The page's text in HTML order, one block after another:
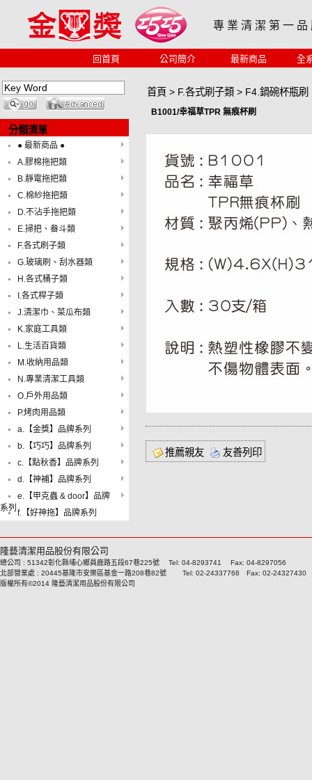
專 業 清 潔 第 一 品
回首頁 公司簡介 最新商品 全
分類清單
● 最新商品 ●
A.膠棉拖把類
B.靜電拖把類
C.棉紗拖把類
D.不沾手拖把類
E.掃把、畚斗類
F.各式刷子類
G.玻璃刷、刮水器類
H.各式桶子類
I.各式桿子類
J.清潔巾、菜瓜布類
K.家庭工具類
L.生活百貨類
M.收納用品類
N.專業清潔工具類
O.戶外用品類
P.烤肉用品類
a.【金獎】品牌系列
b.【巧巧】品牌系列
c.【點秋香】品牌系列
d.【神補】品牌系列
e.【甲克蟲 & door】品牌
系列 f.【好神拖】品牌系列
首頁 > F.各式刷子類 > F4.鍋碗杯瓶刷
B1001/幸福草TPR 無痕杯刷
推薦親友 友善列印
隆藝清潔用品股份有限公司
總公司 : 51342彰化縣埔心鄉員鹿路五段67巷225號 Tel: 04-8293741 Fax: 04-8297056
北部營業處 : 20445基隆市安樂區基金一路208巷82號 Tel: 02-24337768 Fax: 02-24327430
版權所有©2014 隆藝清潔用品股份有限公司